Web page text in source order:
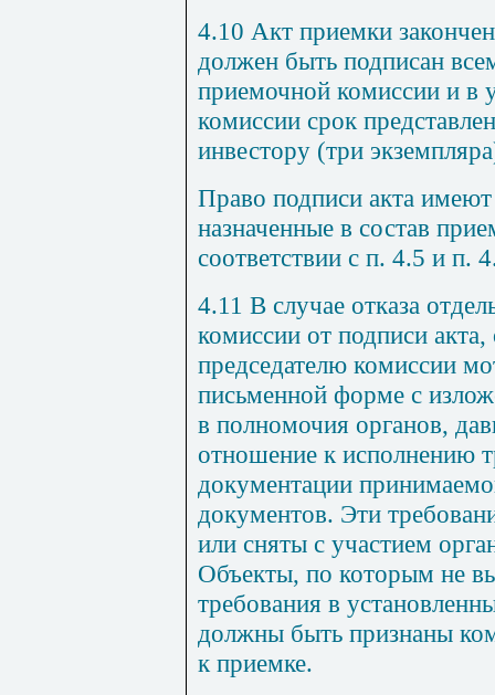
4.10 Акт приемки
должен быть подписан
приемочной комиссии и в
комиссии срок
инвестору (три
Право подписи акта
назначенные в состав
соответствии с п. 4.5 и п.
4.11 В случае отказа
комиссии от подписи
председателю комиссии
письменной форме с
в полномочия органов,
отношение к исполнению
документации
документов. Эти
или сняты с участием
Объекты, по которым не
требования в
должны быть признаны
к приемке.